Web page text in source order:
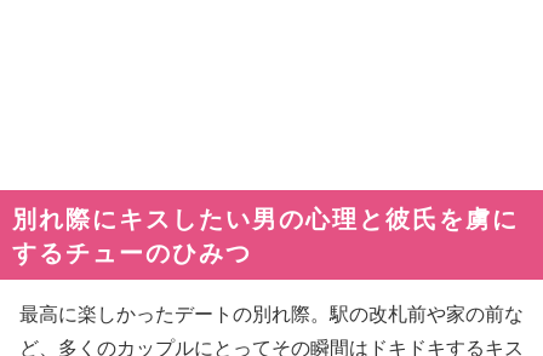
別れ際にキスしたい男の心理と彼氏を虜に
するチューのひみつ
最高に楽しかったデートの別れ際。駅の改札前や家の前な
ど、多くのカップルにとってその瞬間はドキドキするキス